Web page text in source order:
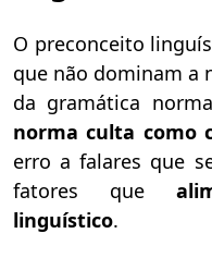
O preconceito
que não dominam a
da gramática
norma culta como
erro a falares que
fatores que
linguístico.